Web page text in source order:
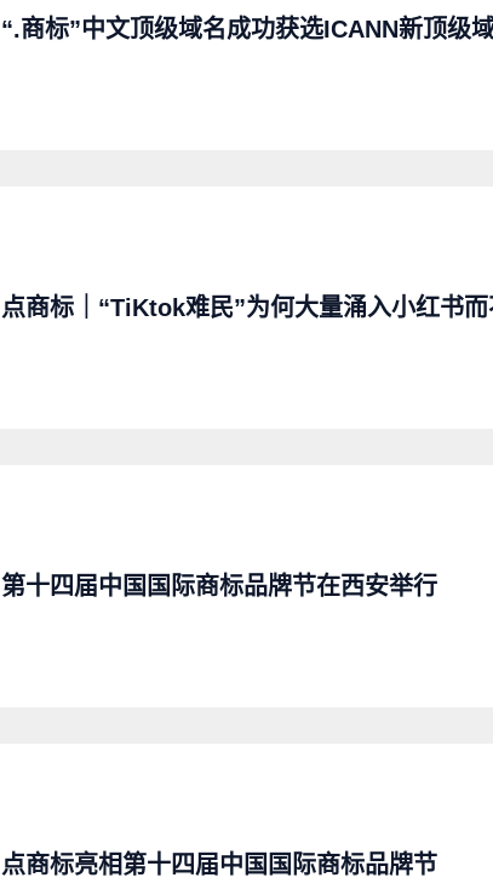
“.商标”中文顶级域名成功获选ICANN新顶级
点商标｜“TiKtok难民”为何大量涌入小红书
第十四届中国国际商标品牌节在西安举行
点商标亮相第十四届中国国际商标品牌节